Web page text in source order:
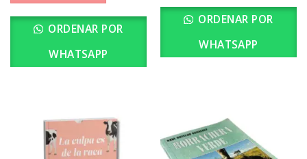
ORDENAR POR
WHATSAPP
ORDENAR POR
WHATSAPP